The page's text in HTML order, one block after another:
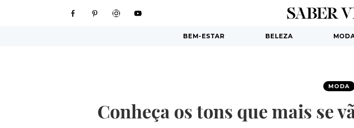
BEM-ESTAR BELEZA
MODA
Conheça os tons que mais se